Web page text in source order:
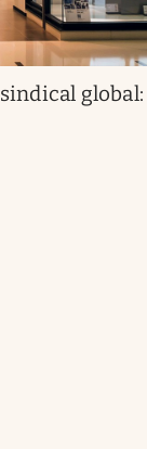
global: